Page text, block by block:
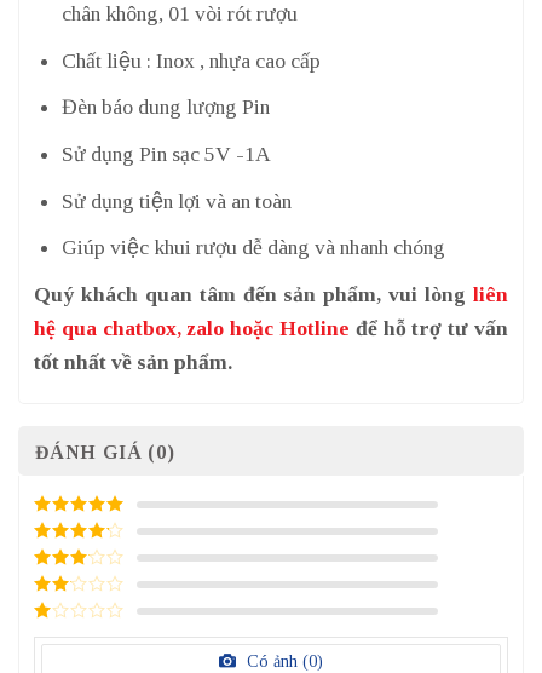
chân không, 01 vòi rót rượu
Chất liệu : Inox , nhựa cao cấp
Đèn báo dung lượng Pin
Sử dụng Pin sạc 5V -1A
Sử dụng tiện lợi và an toàn
Giúp việc khui rượu dễ dàng và nhanh chóng
Quý khách quan tâm đến sản phẩm, vui lòng liên
hệ qua chatbox, zalo hoặc Hotline để hỗ trợ tư vấn
tốt nhất về sản phẩm.
ĐÁNH GIÁ (0)
5/ 5 điểm
4/ 5
điểm
3/ 5
điểm
2/
điểm
1
Có ảnh (0)